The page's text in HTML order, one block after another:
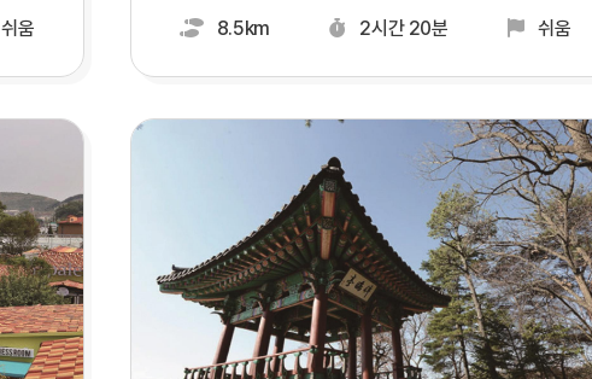
쉬움
8.5km
2시간 20분 쉬움